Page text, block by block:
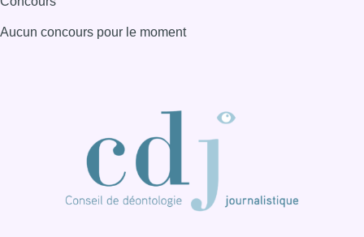
Aucun concours pour le moment